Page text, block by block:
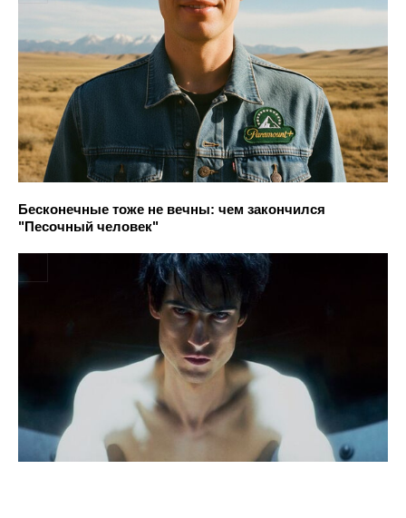
Бесконечные тоже не вечны: чем закончился
"Песочный человек"